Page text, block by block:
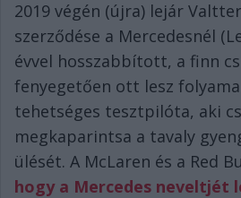
2019 végén (újra) lejár
szerződése a Mercedesnél
évvel hosszabbított, a finn
fenyegetően ott lesz
tehetséges tesztpilóta, aki
megkaparintsa a tavaly
ülését. A McLaren és a Red
hogy a Mercedes neveltjét